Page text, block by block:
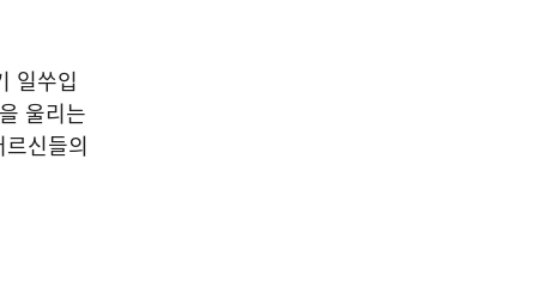
일쑤입
울리는
신들의